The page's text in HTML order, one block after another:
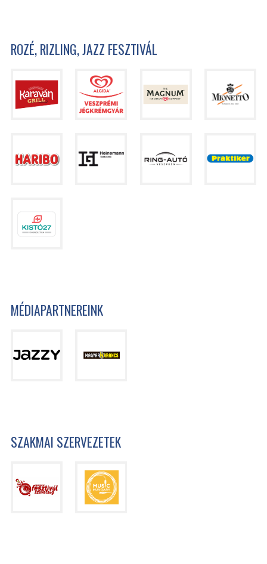
ROZÉ, RIZLING, JAZZ FESZTIVÁL
MÉDIAPARTNEREINK
SZAKMAI SZERVEZETEK